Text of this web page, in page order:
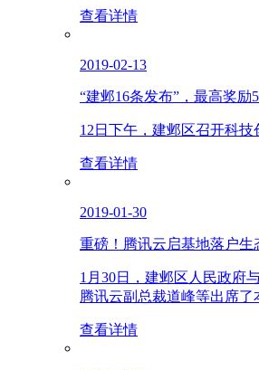
查看详情
2019-02-13
“建邺16条发布”，最高奖励
12日下午，建邺区召开科
查看详情
2019-01-30
重磅！腾讯云启基地落户生
1月30日，建邺区人民政府
腾讯云副总裁道峰等出席了
查看详情